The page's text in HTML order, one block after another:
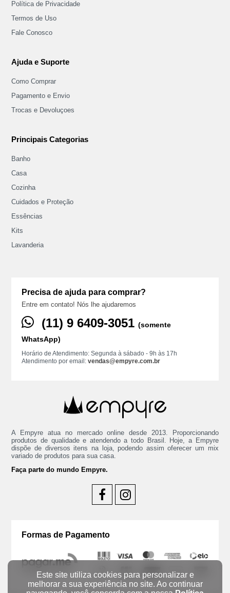
Política de Privacidade
Termos de Uso
Fale Conosco
Ajuda e Suporte
Como Comprar
Pagamento e Envio
Trocas e Devoluçoes
Principais Categorias
Banho
Casa
Cozinha
Cuidados e Proteção
Essências
Kits
Lavanderia
Precisa de ajuda para comprar?
Entre em contato! Nós lhe ajudaremos
(11) ‪9 6409‑3051(somente
WhatsApp)
Horário de Atendimento: Segunda à sábado - 9h às 17h
Atendimento por email:vendas@empyre.com.br
A Empyre atua no mercado online desde 2013. Proporcionando
produtos de qualidade e atendendo a todo Brasil. Hoje, a Empyre
dispõe de diversos itens na loja, podendo assim oferecer um mix
variado de produtos para sua casa.
Faça parte do mundo Empyre.
Formas de Pagamento
Este site utiliza cookies para personalizar e
melhorar a sua experiência no site. Ao continuar